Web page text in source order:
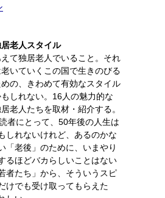
老人スタイル
えて独居老人でいること。それ
老いていくこの国で生きのびる
めの、きわめて有効なスタイル
しれない。16人の魅力的な
老人たちを取材・紹介する。
者にとって、50年後の人生は
しれないけれど、あるのかな
「老後」のために、いまやり
るほどバカらしいことはない
たち」から、そういうスピ
けでも受け取ってもらえた